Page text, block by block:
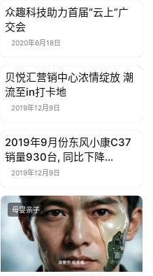
母婴亲子
众趣科技助力首届“云上”广
交会
2020年6月18日
母婴亲子
贝悦汇营销中心浓情绽放 潮
流至in打卡地
2019年12月9日
母婴亲子
2019年9月份东风小康C37
销量930台, 同比下降
33.09%
2019年12月9日
母婴亲子